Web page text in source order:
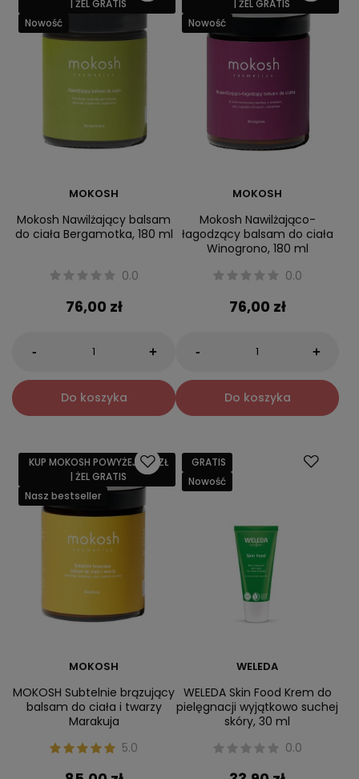
| ŻEL GRATIS
Nowość
MOKOSH
Mokosh Nawilżający balsam
do ciała Bergamotka, 180 ml
0.0
76,00 zł
- +
Do koszyka
| ŻEL GRATIS
Nowość
MOKOSH
Mokosh Nawilżająco-
łagodzący balsam do ciała
Winogrono, 180 ml
0.0
76,00 zł
- +
Do koszyka
KUP MOKOSH POWYŻEJ 159 ZŁ
| ŻEL GRATIS
Nasz bestseller
MOKOSH
MOKOSH Subtelnie brązujący
balsam do ciała i twarzy
Marakuja
5.0
GRATIS
Nowość
WELEDA
WELEDA Skin Food Krem do
pielęgnacji wyjątkowo suchej
skóry, 30 ml
0.0